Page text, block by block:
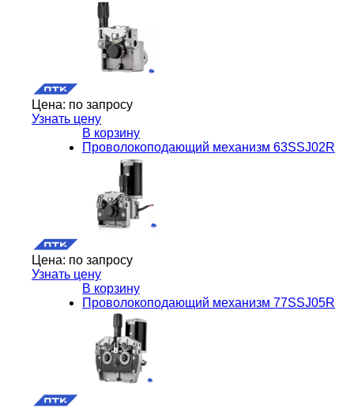
Цена: по запросу
Узнать цену
В корзину
Проволокоподающий механизм 63SSJ02R
Цена: по запросу
Узнать цену
В корзину
Проволокоподающий механизм 77SSJ05R